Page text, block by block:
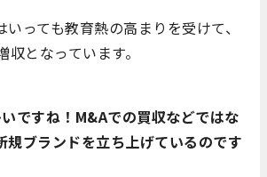
っても教育熱の高まりを受けて、
となっています。
ですね！M&Aでの買収などではな
規ブランドを立ち上げているのです